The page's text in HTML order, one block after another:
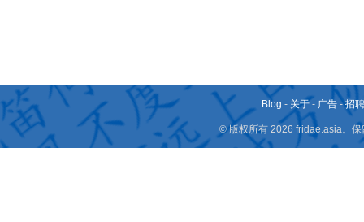
Blog - 关于 - 广告 -招
© 版权所有 2026 fridae.asia。